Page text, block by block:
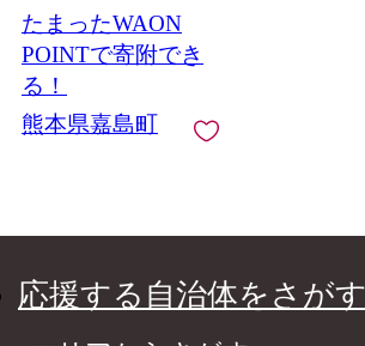
たまったWAON
POINTで寄附でき
る！
熊本県嘉島町
応援する自治体をさがす